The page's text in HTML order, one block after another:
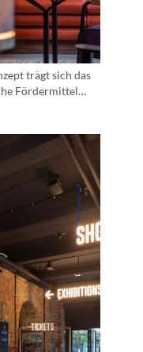
trägt sich das
Fördermittel…